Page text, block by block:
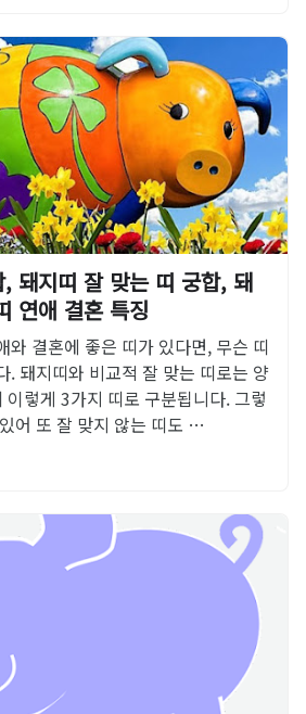
돼지띠 잘 맞는 띠 궁합, 돼
연애 결혼 특징
와 결혼에 좋은 띠가 있다면, 무슨 띠
. 돼지띠와 비교적 잘 맞는 띠로는 양
이렇게 3가지 띠로 구분됩니다. 그렇
어 또 잘 맞지 않는 띠도 …